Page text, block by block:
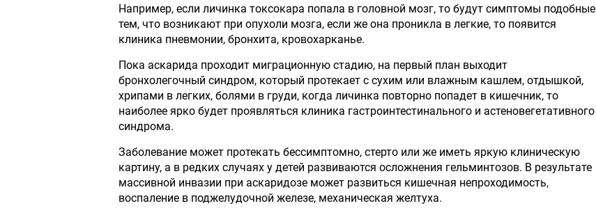
Например, если личинка токсокара попала в головной мозг, то будут симптомы подобные
тем, что возникают при опухоли мозга, если же она проникла в легкие, то появится
клиника пневмонии, бронхита, кровохарканье.
Пока аскарида проходит миграционную стадию, на первый план выходит
бронхолегочный синдром, который протекает с сухим или влажным кашлем, отдышкой,
хрипами в легких, болями в груди, когда личинка повторно попадет в кишечник, то
наиболее ярко будет проявляться клиника гастроинтестинального и астеновегетативного
синдрома.
Заболевание может протекать бессимптомно, стерто или же иметь яркую клиническую
картину, а в редких случаях у детей развиваются осложнения гельминтозов. В результате
массивной инвазии при аскаридозе может развиться кишечная непроходимость,
воспаление в поджелудочной железе, механическая желтуха.